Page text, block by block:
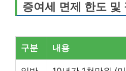
증여세 면제 한도 및
구분 내용